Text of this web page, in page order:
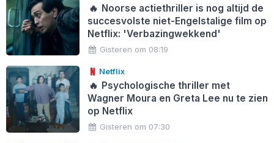
🔥 Noorse actiethriller is nog altijd de
succesvolste niet-Engelstalige film op
Netflix: 'Verbazingwekkend'
Gisteren om 08:19
Netflix
🔥 Psychologische thriller met
Wagner Moura en Greta Lee nu te zien
op Netflix
Gisteren om 07:30